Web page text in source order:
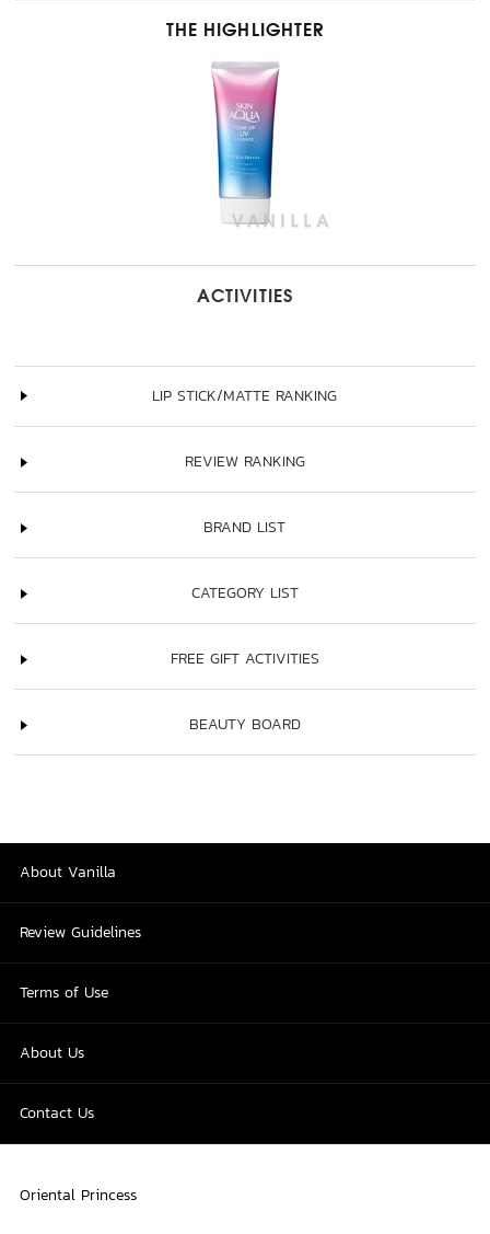
THE HIGHLIGHTER
ACTIVITIES
LIP STICK/MATTE RANKING
REVIEW RANKING
BRAND LIST
CATEGORY LIST
FREE GIFT ACTIVITIES
BEAUTY BOARD
About Vanilla
Review Guidelines
Terms of Use
About Us
Contact Us
Oriental Princess